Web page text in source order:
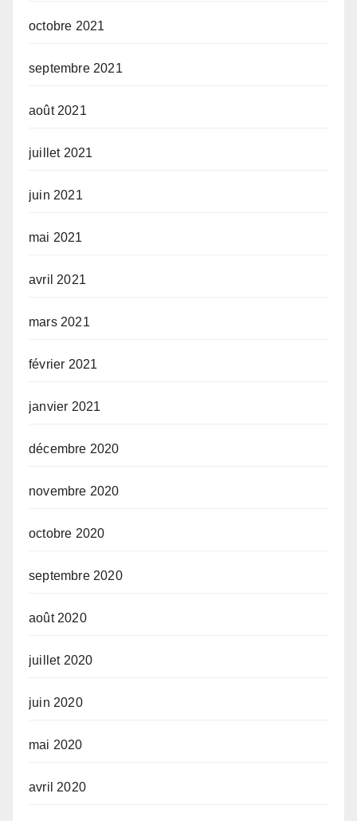
octobre 2021
septembre 2021
août 2021
juillet 2021
juin 2021
mai 2021
avril 2021
mars 2021
février 2021
janvier 2021
décembre 2020
novembre 2020
octobre 2020
septembre 2020
août 2020
juillet 2020
juin 2020
mai 2020
avril 2020